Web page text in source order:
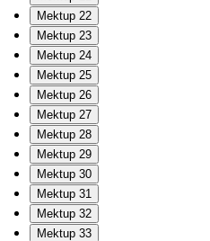
Mektup 22
Mektup 23
Mektup 24
Mektup 25
Mektup 26
Mektup 27
Mektup 28
Mektup 29
Mektup 30
Mektup 31
Mektup 32
Mektup 33